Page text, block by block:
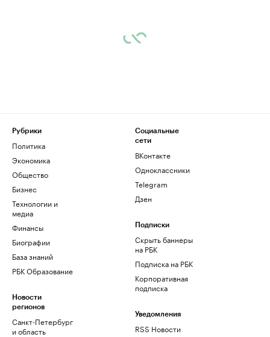
Рубрики
Политика
Экономика
Общество
Бизнес
Технологии и
медиа
Финансы
Биографии
База знаний
РБК Образование
Новости
регионов
Санкт-Петербург
и область
Социальные
сети
ВКонтакте
Одноклассники
Telegram
Дзен
Подписки
Скрыть баннеры
на РБК
Подписка на РБК
Корпоративная
подписка
Уведомления
RSS Новости